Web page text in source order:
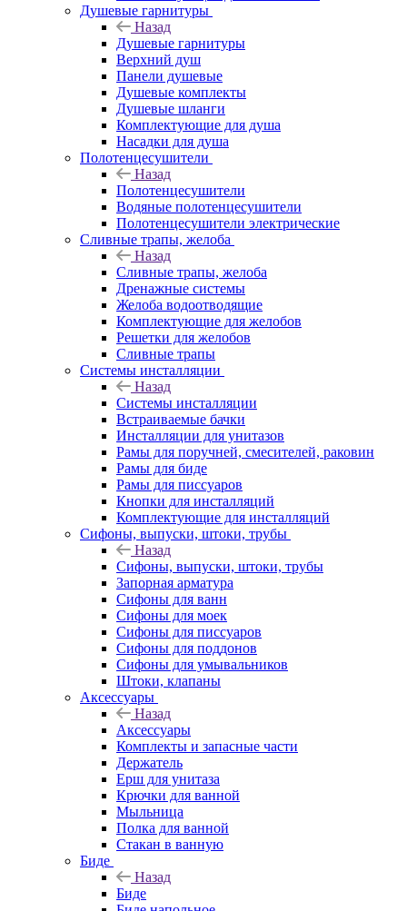
Душевые гарнитуры
Назад
Душевые гарнитуры
Верхний душ
Панели душевые
Душевые комплекты
Душевые шланги
Комплектующие для душа
Насадки для душа
Полотенцесушители
Назад
Полотенцесушители
Водяные полотенцесушители
Полотенцесушители электрические
Сливные трапы, желоба
Назад
Сливные трапы, желоба
Дренажные системы
Желоба водоотводящие
Комплектующие для желобов
Решетки для желобов
Сливные трапы
Системы инсталляции
Назад
Системы инсталляции
Встраиваемые бачки
Инсталляции для унитазов
Рамы для поручней, смесителей, раковин
Рамы для биде
Рамы для писсуаров
Кнопки для инсталляций
Комплектующие для инсталляций
Сифоны, выпуски, штоки, трубы
Назад
Сифоны, выпуски, штоки, трубы
Запорная арматура
Сифоны для ванн
Сифоны для моек
Сифоны для писсуаров
Сифоны для поддонов
Сифоны для умывальников
Штоки, клапаны
Аксессуары
Назад
Аксессуары
Комплекты и запасные части
Держатель
Ерш для унитаза
Крючки для ванной
Мыльница
Полка для ванной
Стакан в ванную
Биде
Назад
Биде